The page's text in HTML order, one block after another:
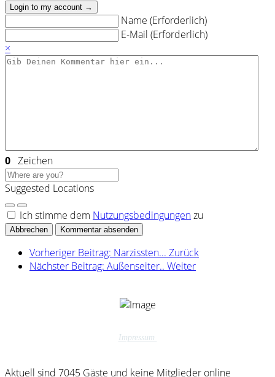
Login to my account →
Name (Erforderlich)
E-Mail (Erforderlich)
×
0 Zeichen
Suggested Locations
Ich stimme dem Nutzungsbedingungenzu
Abbrechen Kommentar absenden
Vorheriger Beitrag: Narzissten... Zurück
Nächster Beitrag: Außenseiter.. Weiter
Impressum
Aktuell sind 7045 Gäste und keine Mitglieder online